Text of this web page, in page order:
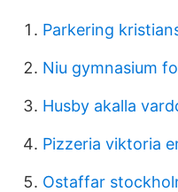
Parkering
Niu gymnasium
Husby akalla
Pizzeria viktoria
Ostaffar